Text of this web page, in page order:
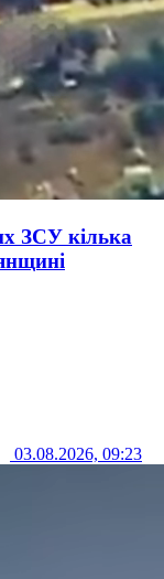
ЗСУ кілька
03.08.2026, 09:23